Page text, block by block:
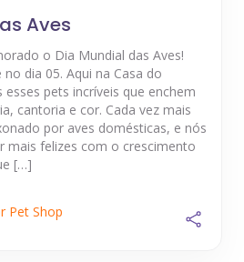
Aves
o Dia Mundial das Aves!
dia 05. Aqui na Casa do
pets incríveis que enchem
cantoria e cor. Cada vez mais
por aves domésticas, e nós
mais felizes com o crescimento
[…]
Pet Shop